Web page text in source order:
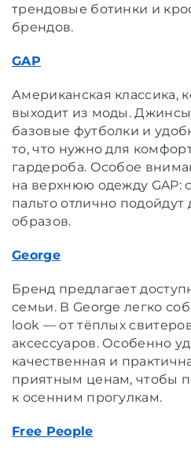
трендовые ботинки и
брендов.
GAP
Американская классика,
выходит из моды.
базовые футболки и
то, что нужно для
гардероба. Особое
на верхнюю одежду GAP:
пальто отлично
образов.
George
Бренд предлагает
семьи. В George легко
look — от тёплых
аксессуаров. Особенно
качественная и
приятным ценам, чтобы
к осенним прогулкам.
Free People